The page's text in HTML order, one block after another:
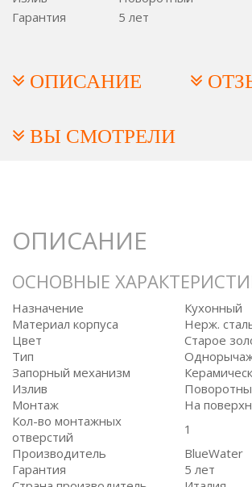
Гарантия
5 лет
ОПИСАНИЕ
ВЫ СМОТРЕЛИ
ОПИСАНИЕ
ОСНОВНЫЕ
Назначение
Кухонный
Материал корпуса
Нерж.
Цвет
Старое
Тип
Запорный механизм
Излив
Монтаж
На
Кол-во монтажных
отверстий
1
Производитель
BlueWater
Гарантия
5 лет